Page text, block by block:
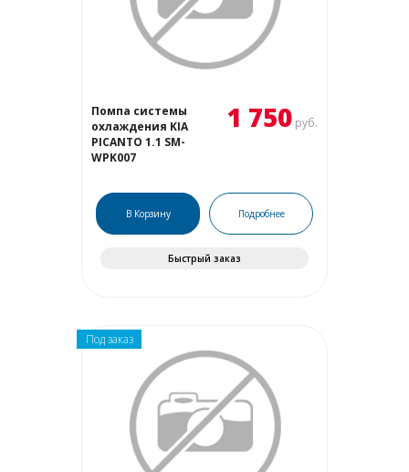
Помпа системы
охлаждения KIA
PICANTO 1.1 SM-
WPK007
1 750 руб.
В Корзину Подробнее
Быстрый заказ
Под заказ